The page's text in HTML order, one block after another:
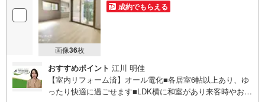
画像36枚
成約でもらえる
おすすめポイント 江川 明佳
【室内リフォーム済】オール電化■各居室6帖以上あり、ゆ
ったり快適に過ごせます■LDK横に和室があり来客時やお子